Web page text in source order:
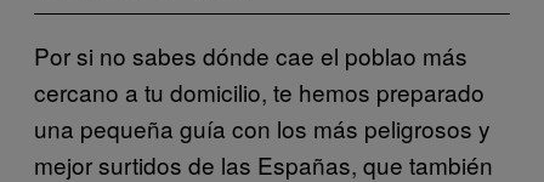
Por si no sabes dónde cae el poblao más
cercano a tu domicilio, te hemos preparado
una pequeña guía con los más peligrosos y
mejor surtidos de las Españas, que también